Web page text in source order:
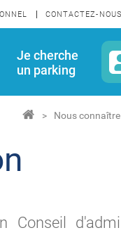
CONTACTEZ-NOUS
Je cherche
un parking
Nous connaître
Conseil